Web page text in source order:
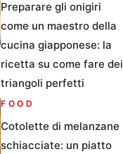
Preparare gli onigiri
come un maestro della
cucina giapponese: la
ricetta su come fare dei
triangoli perfetti
FOOD
Cotolette di melanzane
schiacciate: un piatto